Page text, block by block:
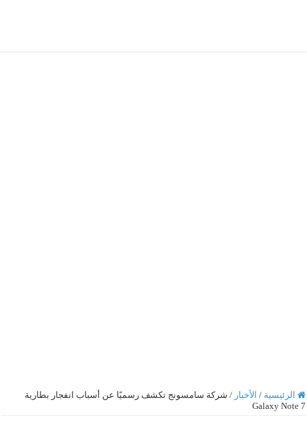
الرئيسية / الأخبار / شركة سامسونج تكشف رسميًا عن أسباب انفجار بطارية
Galaxy Note 7